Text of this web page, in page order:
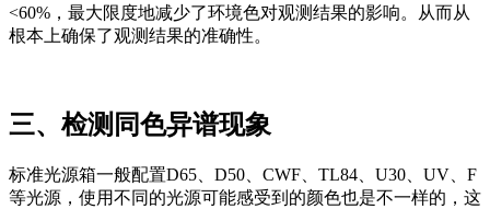
<60%，最大限度地减少了环境色对观测结果的影响。从而从
根本上确保了观测结果的准确性。
三、检测同色异谱现象
标准光源箱一般配置D65、D50、CWF、TL84、U30、UV、F
等光源，使用不同的光源可能感受到的颜色也是不一样的，这